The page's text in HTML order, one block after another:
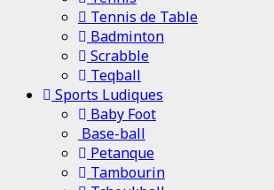
Tennis de Table
Badminton
Scrabble
Teqball
Sports Ludiques
Baby Foot
Base-ball
Petanque
Tambourin